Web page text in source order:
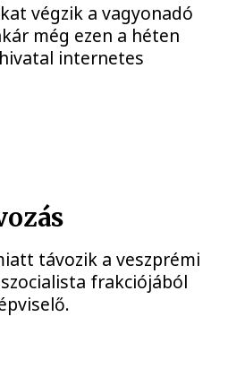
végzik a vagyonadó
még ezen a héten
internetes
távozik a veszprémi
frakciójából